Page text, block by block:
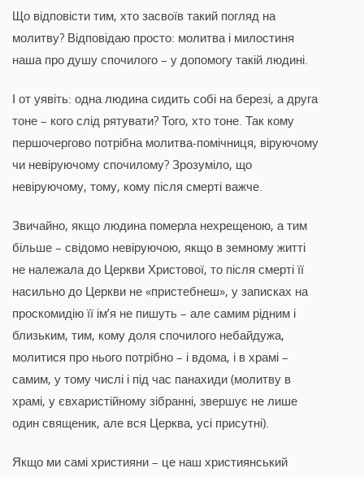
Що відповісти тим, хто засвоїв такий погляд на
молитву? Відповідаю просто: молитва і милостиня
наша про душу спочилого – у допомогу такій людині.
І от уявіть: одна людина сидить собі на березі, а друга
тоне – кого слід рятувати? Того, хто тоне. Так кому
першочергово потрібна молитва-помічниця, віруючому
чи невіруючому спочилому? Зрозуміло, що
невіруючому, тому, кому після смерті важче.
Звичайно, якщо людина померла нехрещеною, а тим
більше – свідомо невіруючою, якщо в земному житті
не належала до Церкви Христової, то після смерті її
насильно до Церкви не «пристебнеш», у записках на
проскомидію її ім’я не пишуть – але самим рідним і
близьким, тим, кому доля спочилого небайдужа,
молитися про нього потрібно – і вдома, і в храмі –
самим, у тому числі і під час панахиди (молитву в
храмі, у євхаристійному зібранні, звершує не лише
один священик, але вся Церква, усі присутні).
Якщо ми самі християни – це наш християнський